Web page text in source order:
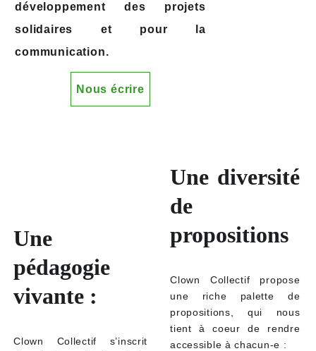
développement des projets
solidaires et pour la
communication.
Nous écrire
Une
pédagogie
vivante :
Clown Collectif s’inscrit
Une diversité
de
propositions
Clown Collectif propose
une riche palette de
propositions, qui nous
tient à coeur de rendre
accessible à chacun-e :